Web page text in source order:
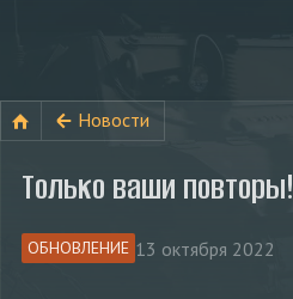
Новости
Только ваши повторы!
ОБНОВЛЕНИЕ 13 октября 2022